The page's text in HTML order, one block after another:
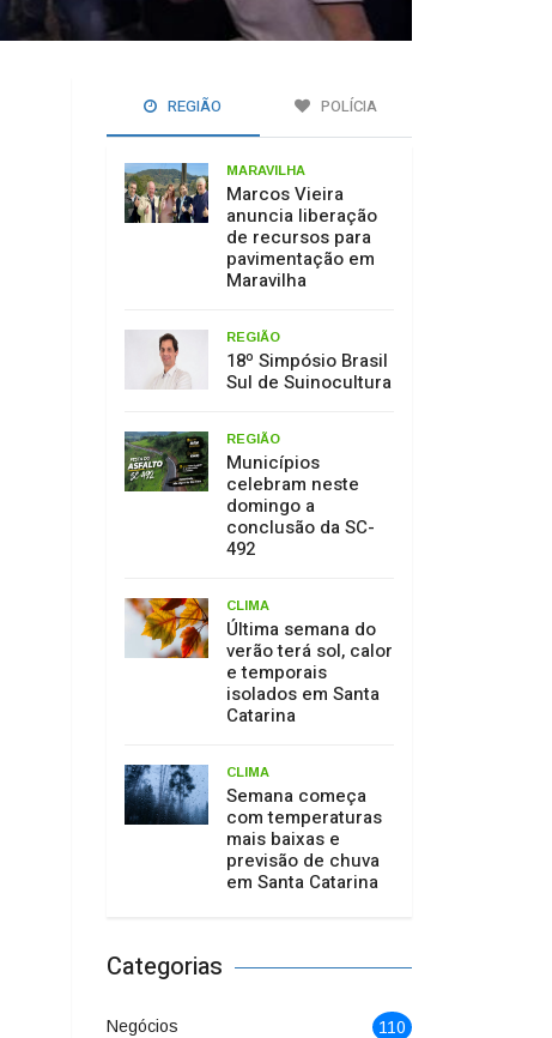
REGIÃO POLÍCIA
MARAVILHA
Marcos Vieira
anuncia liberação
de recursos para
pavimentação em
Maravilha
REGIÃO
18º Simpósio Brasil
Sul de Suinocultura
REGIÃO
Municípios
celebram neste
domingo a
conclusão da SC-
492
CLIMA
Última semana do
verão terá sol, calor
e temporais
isolados em Santa
Catarina
CLIMA
Semana começa
com temperaturas
mais baixas e
previsão de chuva
em Santa Catarina
Categorias
Negócios 110